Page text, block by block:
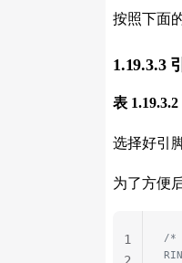
按照下面
1.19.3.3
表
选择好引
为了方便
/*
1